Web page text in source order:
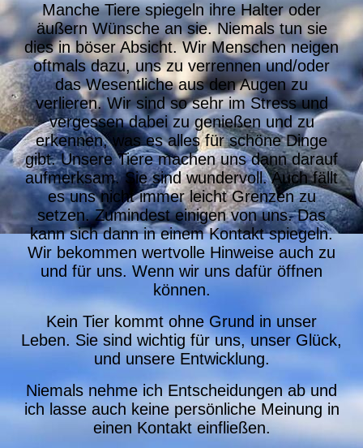
Manche Tiere spiegeln ihre Halter oder
äußern Wünsche an sie. Niemals tun sie
dies in böser Absicht. Wir Menschen neigen
oftmals dazu, uns zu verrennen und/oder
das Wesentliche aus den Augen zu
verlieren. Wir sind so sehr im Stress und
vergessen dabei zu genießen und zu
erkennen, was es alles für schöne Dinge
gibt. Unsere Tiere machen uns dann darauf
aufmerksam. Sie sind wundervoll. Auch fällt
es uns nicht immer leicht Grenzen zu
setzen. Zumindest einigen von uns. Das
kann sich dann in einem Kontakt spiegeln.
Wir bekommen wertvolle Hinweise auch zu
und für uns. Wenn wir uns dafür öffnen
können.
Kein Tier kommt ohne Grund in unser
Leben. Sie sind wichtig für uns, unser Glück,
und unsere Entwicklung.
Niemals nehme ich Entscheidungen ab und
ich lasse auch keine persönliche Meinung in
einen Kontakt einfließen.